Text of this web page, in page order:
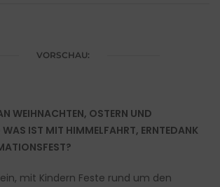
VORSCHAU:
WEIHNACHTEN, OSTERN UND
IST MIT HIMMELFAHRT, ERNTEDANK
mit Kindern Feste rund um den